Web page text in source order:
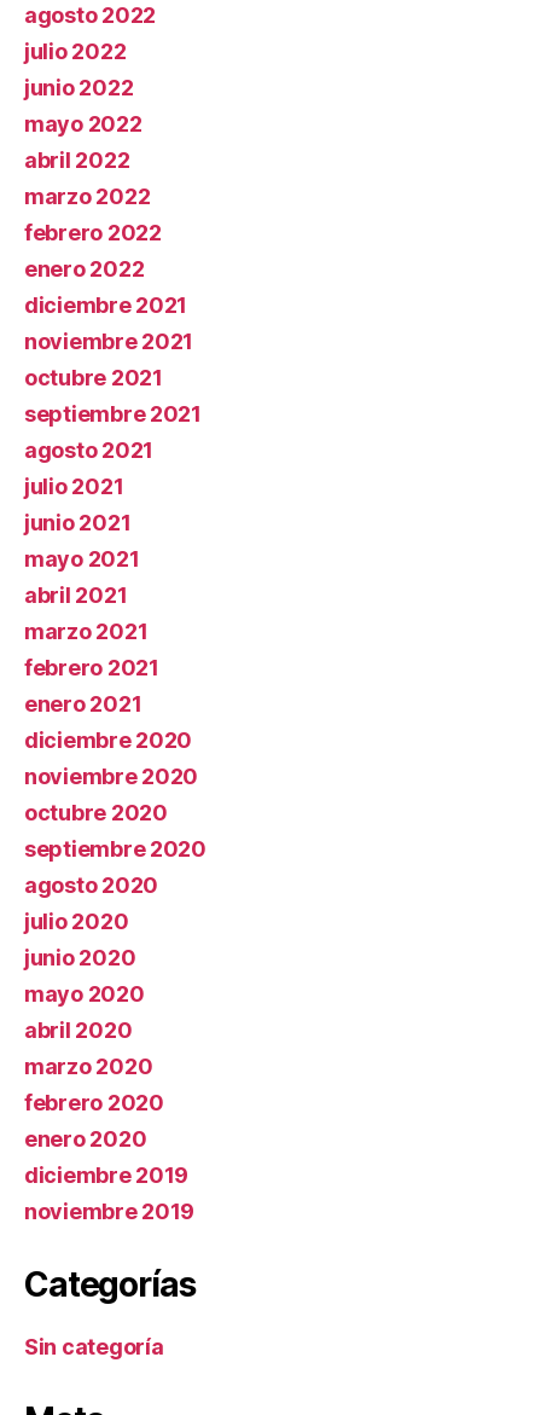
agosto 2022
julio 2022
junio 2022
mayo 2022
abril 2022
marzo 2022
febrero 2022
enero 2022
diciembre 2021
noviembre 2021
octubre 2021
septiembre 2021
agosto 2021
julio 2021
junio 2021
mayo 2021
abril 2021
marzo 2021
febrero 2021
enero 2021
diciembre 2020
noviembre 2020
octubre 2020
septiembre 2020
agosto 2020
julio 2020
junio 2020
mayo 2020
abril 2020
marzo 2020
febrero 2020
enero 2020
diciembre 2019
noviembre 2019
Categorías
Sin categoría